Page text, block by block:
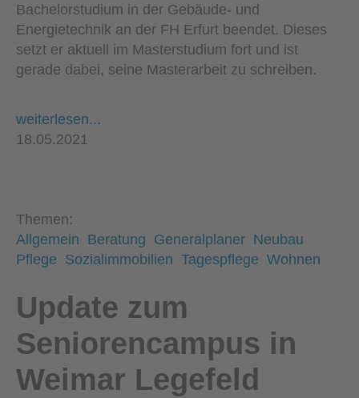
Bachelorstudium in der Gebäude- und
Energietechnik an der FH Erfurt beendet. Dieses
setzt er aktuell im Masterstudium fort und ist
gerade dabei, seine Masterarbeit zu schreiben.
weiterlesen...
18.05.2021
Themen:
Allgemein Beratung Generalplaner Neubau
Pflege Sozialimmobilien Tagespflege Wohnen
Update zum
Seniorencampus in
Weimar Legefeld